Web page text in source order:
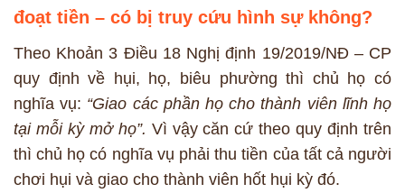
đoạt tiền – có bị truy cứu hình sự không?
Theo Khoản 3 Điều 18 Nghị định 19/2019/NĐ – CP
quy định về hụi, họ, biêu phường thì chủ họ có
nghĩa vụ: “Giao các phần họ cho thành viên lĩnh họ
tại mỗi kỳ mở họ”. Vì vậy căn cứ theo quy định trên
thì chủ họ có nghĩa vụ phải thu tiền của tất cả người
chơi hụi và giao cho thành viên hốt hụi kỳ đó.